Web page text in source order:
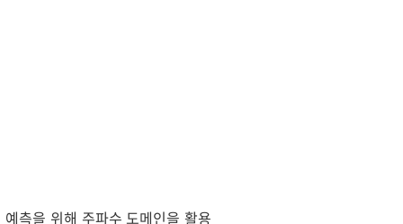
을 위해 주파수 도메인을 활용